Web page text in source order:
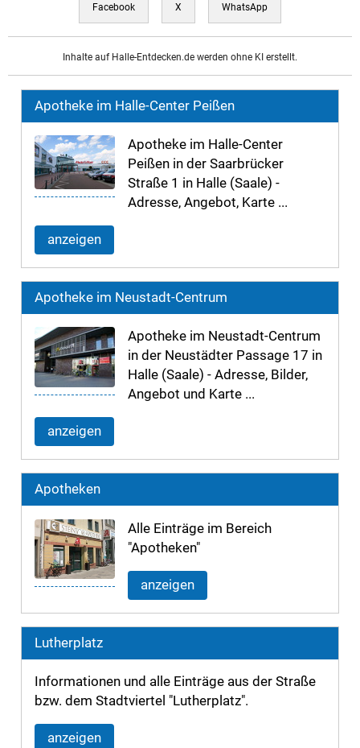
Facebook X WhatsApp
Inhalte auf Halle-Entdecken.de werden ohne KI erstellt.
Apotheke im Halle-Center Peißen
Apotheke im Halle-Center
Peißen in der Saarbrücker
Straße 1 in Halle (Saale) -
Adresse, Angebot, Karte ...
anzeigen
Apotheke im Neustadt-Centrum
Apotheke im Neustadt-Centrum
in der Neustädter Passage 17 in
Halle (Saale) - Adresse, Bilder,
Angebot und Karte ...
anzeigen
Apotheken
Alle Einträge im Bereich
"Apotheken"
anzeigen
Lutherplatz
Informationen und alle Einträge aus der Straße
bzw. dem Stadtviertel "Lutherplatz".
anzeigen